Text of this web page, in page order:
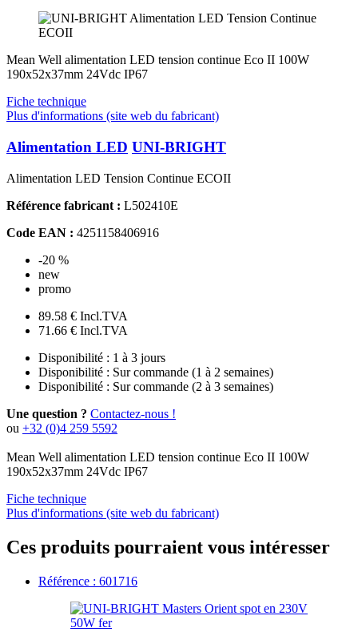
Mean Well alimentation LED tension continue Eco II 100W
190x52x37mm 24Vdc IP67
Fiche technique
Plus d'informations (site web du fabricant)
Alimentation LED UNI-BRIGHT
Alimentation LED Tension Continue ECOII
Référence fabricant : L502410E
Code EAN : 4251158406916
-20 %
new
promo
89.58 € Incl.TVA
71.66 € Incl.TVA
Disponibilité : 1 à 3 jours
Disponibilité : Sur commande (1 à 2 semaines)
Disponibilité : Sur commande (2 à 3 semaines)
Une question ? Contactez-nous !
ou +32 (0)4 259 5592
Mean Well alimentation LED tension continue Eco II 100W
190x52x37mm 24Vdc IP67
Fiche technique
Plus d'informations (site web du fabricant)
Ces produits pourraient vous intéresser
Référence : 601716